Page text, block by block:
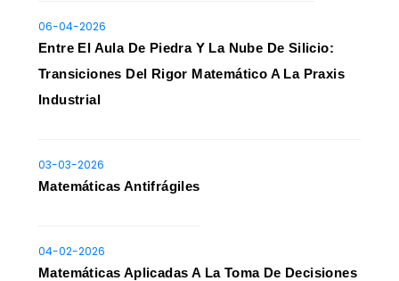
06-04-2026
Entre El Aula De Piedra Y La Nube De Silicio:
Transiciones Del Rigor Matemático A La Praxis
Industrial
03-03-2026
Matemáticas Antifrágiles
04-02-2026
Matemáticas Aplicadas A La Toma De Decisiones